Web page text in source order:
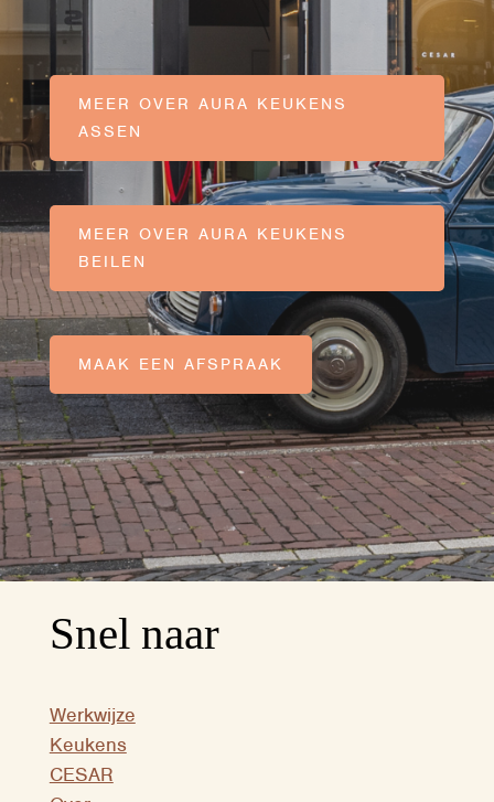
MEER OVER AURA KEUKENS
ASSEN
MEER OVER AURA KEUKENS
BEILEN
MAAK EEN AFSPRAAK
Snel naar
Werkwijze
Keukens
CESAR